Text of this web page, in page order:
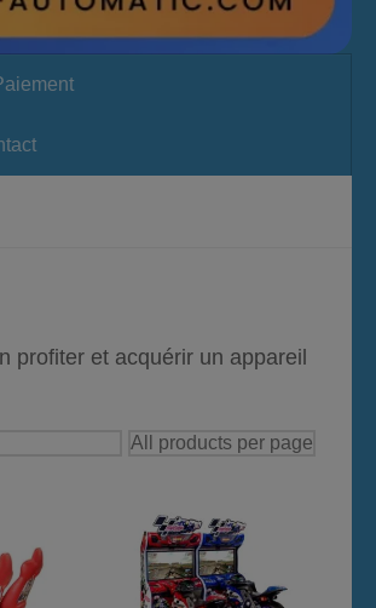
profiter et acquérir un appareil